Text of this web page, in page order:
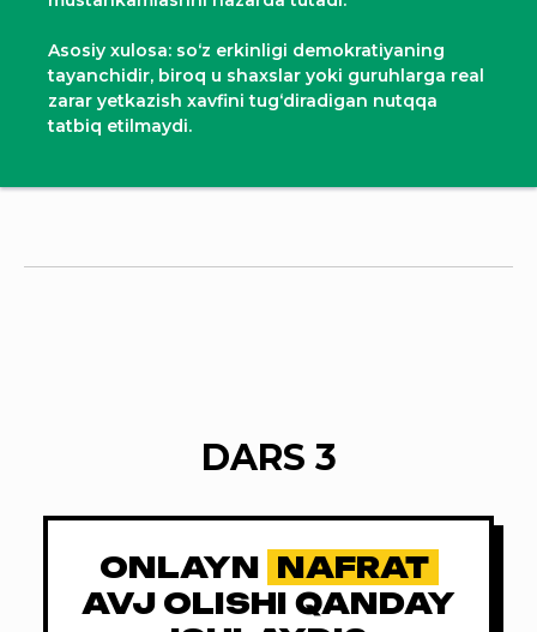
Asosiy xulosa: so‘z erkinligi demokratiyaning
tayanchidir, biroq u shaxslar yoki guruhlarga real
zarar yetkazish xavfini tug‘diradigan nutqqa
tatbiq etilmaydi.
DARS 3
ONLAYN NAFRAT
AVJ OLISHI QANDAY